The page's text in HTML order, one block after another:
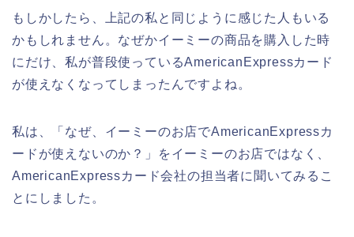
もしかしたら、上記の私と同じように感じた人もいる
かもしれません。なぜかイーミーの商品を購入した時
にだけ、私が普段使っているAmericanExpressカード
が使えなくなってしまったんですよね。
私は、「なぜ、イーミーのお店でAmericanExpressカ
ードが使えないのか？」をイーミーのお店ではなく、
AmericanExpressカード会社の担当者に聞いてみるこ
とにしました。